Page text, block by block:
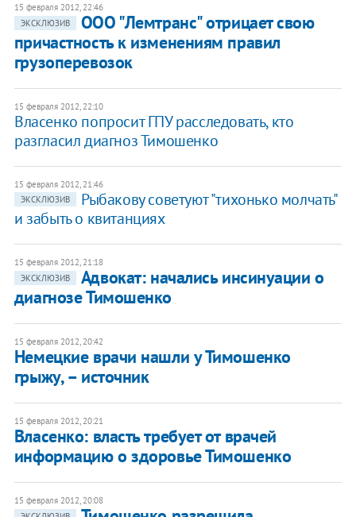
15 февраля 2012, 22:46
ЭКСКЛЮЗИВ
ООО "Лемтранс" отрицает свою
причастность к изменениям правил
грузоперевозок
15 февраля 2012, 22:10
Власенко попросит ГПУ расследовать, кто
разгласил диагноз Тимошенко
15 февраля 2012, 21:46
ЭКСКЛЮЗИВ
Рыбакову советуют "тихонько молчать"
и забыть о квитанциях
15 февраля 2012, 21:18
ЭКСКЛЮЗИВ
Адвокат: начались инсинуации о
диагнозе Тимошенко
15 февраля 2012, 20:42
Немецкие врачи нашли у Тимошенко
грыжу, – источник
15 февраля 2012, 20:21
Власенко: власть требует от врачей
информацию о здоровье Тимошенко
15 февраля 2012, 20:08